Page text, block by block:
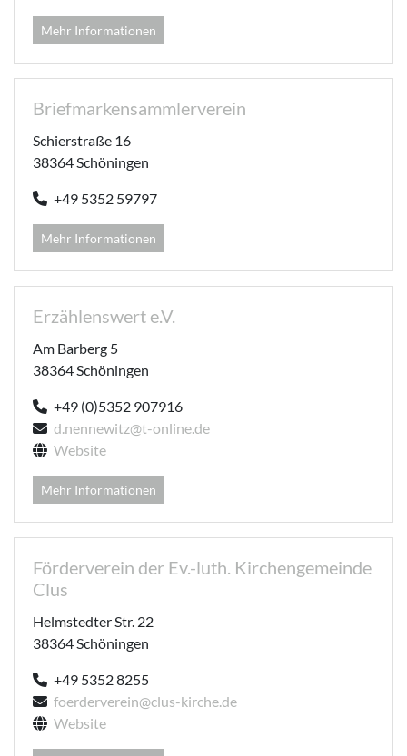
Mehr Informationen
Briefmarkensammlerverein
Schierstraße 16
38364 Schöningen
+49 5352 59797
Mehr Informationen
Erzählenswert e.V.
Am Barberg 5
38364 Schöningen
+49 (0)5352 907916
d.nennewitz@t-online.de
Website
Mehr Informationen
Förderverein der Ev.-luth. Kirchengemeinde
Clus
Helmstedter Str. 22
38364 Schöningen
+49 5352 8255
foerderverein@clus-kirche.de
Website